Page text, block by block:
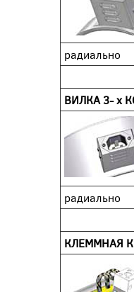
радиально
ВИЛКА 3- х
радиально
КЛЕММНАЯ